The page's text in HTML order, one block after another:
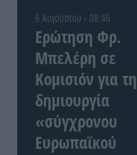
6 Αυγούστου - 08:46
Ερώτηση Φρ.
Μπελέρη σε
Κομισιόν για τη
δημιουργία
«σύγχρονου
Ευρωπαϊκού